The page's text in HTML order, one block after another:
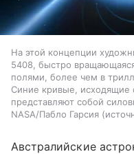
На этой концепции
5408, быстро
полями, более чем в
Синие кривые, исходящие
представляют собой
NASA/Пабло Гарсия
Австралийские